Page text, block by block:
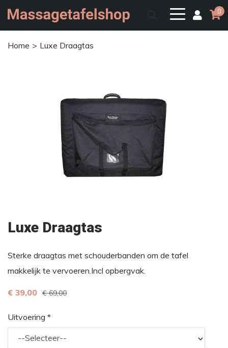
0
Home Luxe Draagtas
Luxe Draagtas
Sterke draagtas met schouderbanden om de tafel
makkelijk te vervoeren.Incl opbergvak.
€ 39,00 € 69,00
Uitvoering *